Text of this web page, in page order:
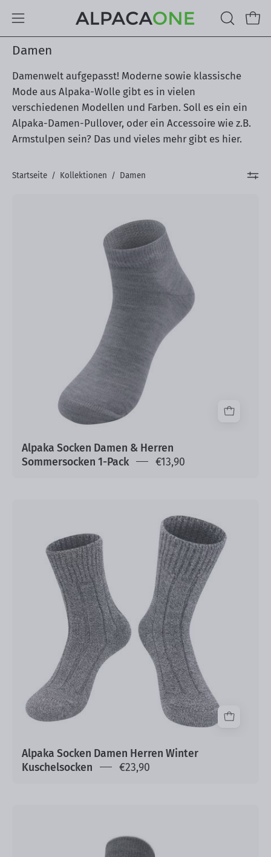
überspringen
Navigationsmenü
öffnen
ÖFFNEN
Damen
Damenwelt aufgepasst! Moderne sowie klassische
Mode aus Alpaka-Wolle gibt es in vielen
verschiedenen Modellen und Farben. Soll es ein ein
Alpaka-Damen-Pullover, oder ein Accessoire wie z.B.
Armstulpen sein? Das und vieles mehr gibt es hier.
Startseite / Kollektionen / Damen
Socken
Damen
Herren
Sommersocken
Pack
Alpaka Socken Damen & Herren
Sommersocken 1-Pack
€13,90
Socken
Damen
Herren
Winter
Kuschelsocken
Alpaka Socken Damen Herren Winter
Kuschelsocken
€23,90
Socken
Herren